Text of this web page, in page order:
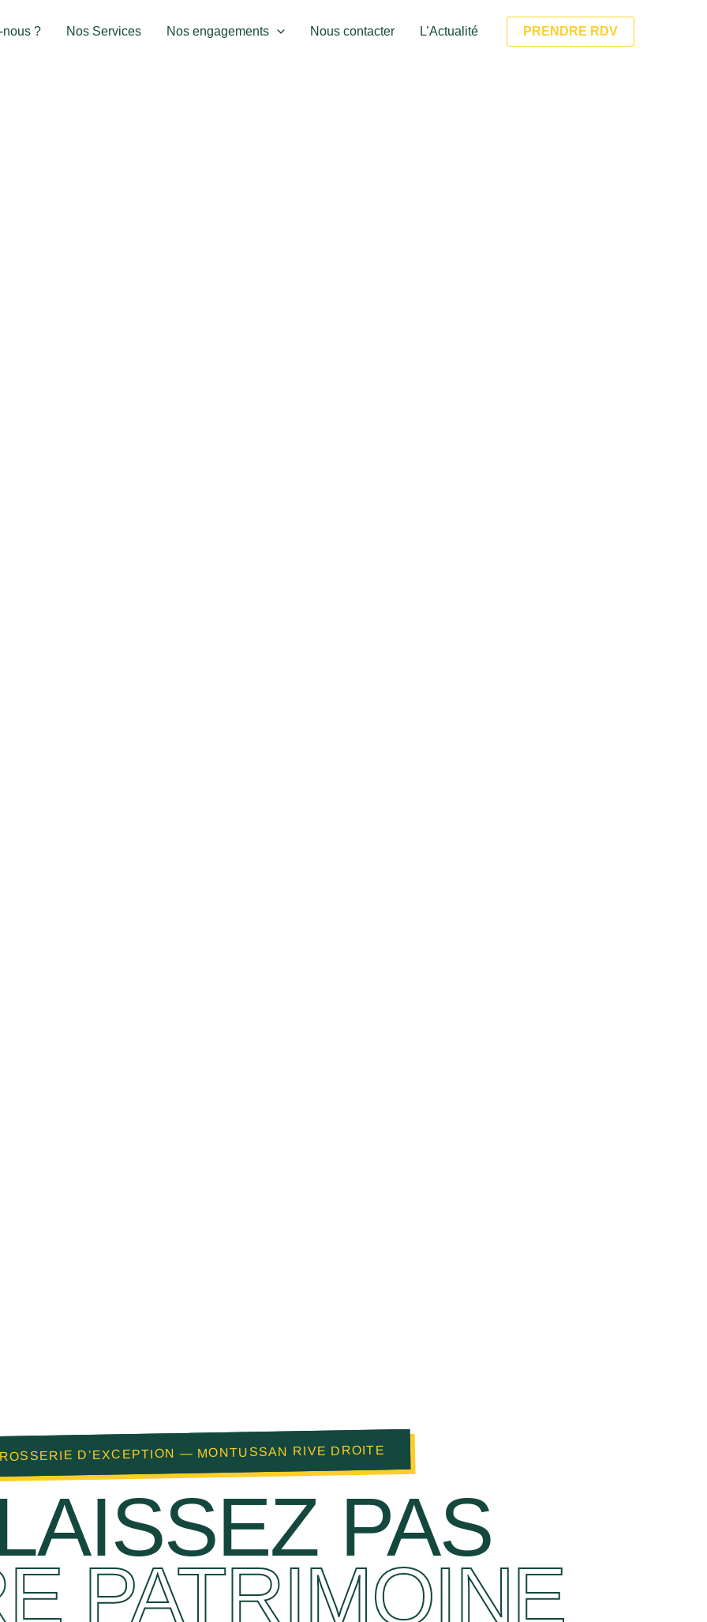
nous ? Nos Services Nos engagements Nous contacter L’Actualité PRENDRE RDV
D’EXCEPTION — MONTUSSAN RIVE DROITE
PAS
PATRIMOINE
Auto ? Reprenez le pouvoir. Zéro avance de Frais !